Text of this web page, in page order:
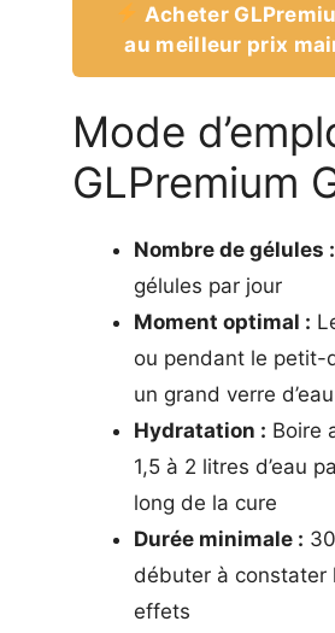
Acheter
au meilleur prix
Mode
GLPremium
Nombre de gélules :
gélules par jour
Moment optimal :
ou pendant le petit-
un grand verre d’eau
Hydratation : Boire
1,5 à 2 litres d’eau
long de la cure
Durée minimale :
débuter à constater
effets